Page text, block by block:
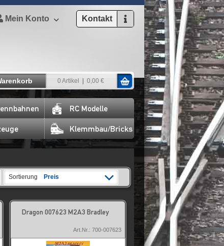
Mein Konto Kontakt
0 Artikel 0,00 €
RC Modelle
Klemmbau/Bricks
Sortierung Preis
Dragon 007623 M2A3 Bradley
Art.Nr.: 700-007623